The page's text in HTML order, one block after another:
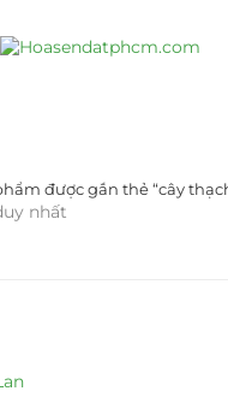
được gắn thẻ “cây
nhất